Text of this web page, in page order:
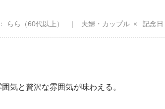
らら （60代以上） 夫婦・カップル 記念日
気と贅沢な雰囲気が味わえる。